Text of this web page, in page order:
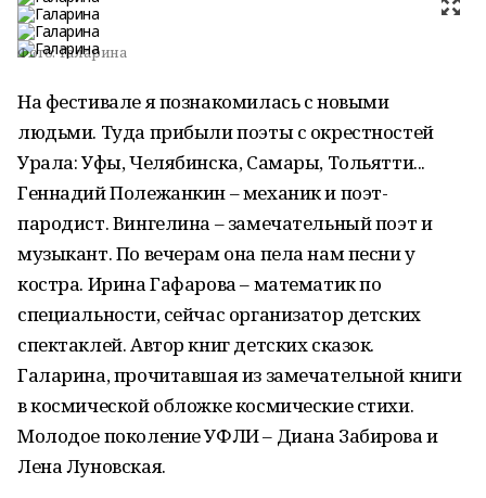
Фото: Галарина
На фестивале я познакомилась с новыми
людьми. Туда прибыли поэты с окрестностей
Урала: Уфы, Челябинска, Самары, Тольятти...
Геннадий Полежанкин – механик и поэт-
пародист. Вингелина – замечательный поэт и
музыкант. По вечерам она пела нам песни у
костра. Ирина Гафарова – математик по
специальности, сейчас организатор детских
спектаклей. Автор книг детских сказок.
Галарина, прочитавшая из замечательной книги
в космической обложке космические стихи.
Молодое поколение УФЛИ – Диана Забирова и
Лена Луновская.